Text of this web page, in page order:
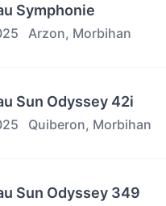
Symphonie
Arzon, Morbihan
Sun Odyssey 42i
Quiberon, Morbihan
Sun Odyssey 349